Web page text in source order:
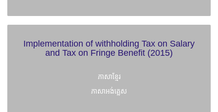
Implementation of withholding Tax on Salary
and Tax on Fringe Benefit (2015)
ភាសាខ្មែរ
ភាសាអង់គ្លេស